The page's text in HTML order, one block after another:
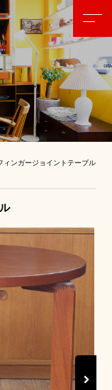
ンガージョイントテーブル